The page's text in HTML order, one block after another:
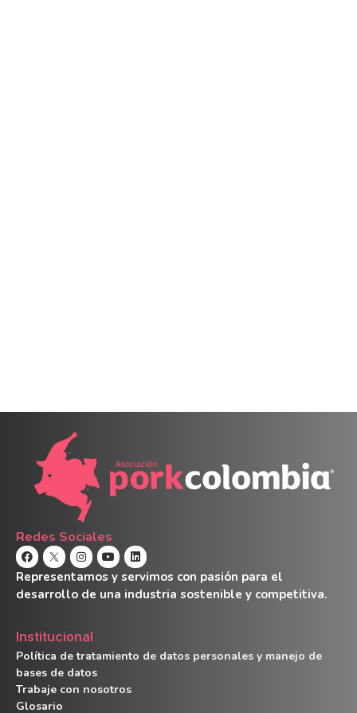
Redes Sociales
Representamos y servimos con pasión para el
desarrollo de una industria sostenible y competitiva.
Institucional
Política de tratamiento de datos personales y manejo de
bases de datos
Trabaje con nosotros
Glosario